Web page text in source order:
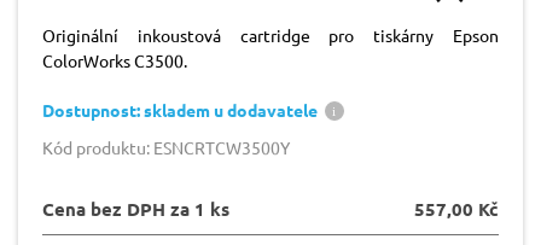
Originální inkoustová cartridge pro tiskárny Epson
ColorWorks C3500.
Dostupnost: skladem u dodavatele
Kód produktu: ESNCRTCW3500Y
Cena bez DPH za 1 ks 557,00 Kč